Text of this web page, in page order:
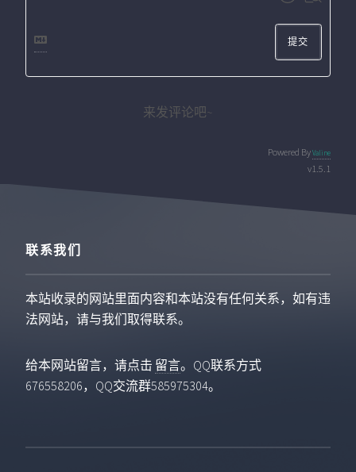
提交
来发评论吧~
Powered ByValine
v1.5.1
联系我们
本站收录的网站里面内容和本站没有任何关系，如有违
法网站，请与我们取得联系。
给本网站留言，请点击 留言。QQ联系方式
676558206，QQ交流群585975304。